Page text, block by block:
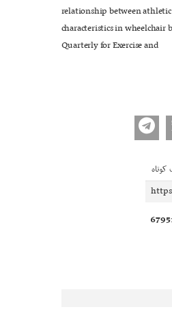
relationship between
characteristics in wheelchair
Quarterly for Exercise and